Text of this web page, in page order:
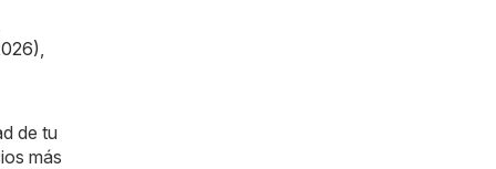
de tu
más